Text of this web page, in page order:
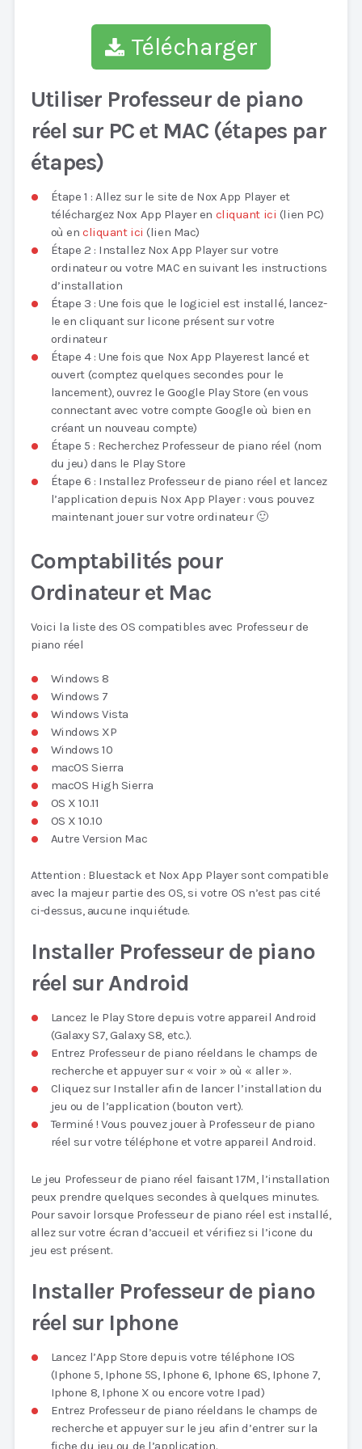
Télécharger
Utiliser Professeur de piano
réel sur PC et MAC (étapes par
étapes)
Étape 1 : Allez sur le site de Nox App Player et
téléchargez Nox App Player en cliquant ici (lien PC)
où en cliquant ici (lien Mac)
Étape 2 : Installez Nox App Player sur votre
ordinateur ou votre MAC en suivant les instructions
d’installation
Étape 3 : Une fois que le logiciel est installé, lancez-
le en cliquant sur licone présent sur votre
ordinateur
Étape 4 : Une fois que Nox App Playerest lancé et
ouvert (comptez quelques secondes pour le
lancement), ouvrez le Google Play Store (en vous
connectant avec votre compte Google où bien en
créant un nouveau compte)
Étape 5 : Recherchez Professeur de piano réel (nom
du jeu) dans le Play Store
Étape 6 : Installez Professeur de piano réel et lancez
l’application depuis Nox App Player : vous pouvez
maintenant jouer sur votre ordinateur 🙂
Comptabilités pour
Ordinateur et Mac
Voici la liste des OS compatibles avec Professeur de
piano réel
Windows 8
Windows 7
Windows Vista
Windows XP
Windows 10
macOS Sierra
macOS High Sierra
OS X 10.11
OS X 10.10
Autre Version Mac
Attention : Bluestack et Nox App Player sont compatible
avec la majeur partie des OS, si votre OS n’est pas cité
ci-dessus, aucune inquiétude.
Installer Professeur de piano
réel sur Android
Lancez le Play Store depuis votre appareil Android
(Galaxy S7, Galaxy S8, etc.).
Entrez Professeur de piano réeldans le champs de
recherche et appuyer sur « voir » où « aller ».
Cliquez sur Installer afin de lancer l’installation du
jeu ou de l’application (bouton vert).
Terminé ! Vous pouvez jouer à Professeur de piano
réel sur votre téléphone et votre appareil Android.
Le jeu Professeur de piano réel faisant 17M, l’installation
peux prendre quelques secondes à quelques minutes.
Pour savoir lorsque Professeur de piano réel est installé,
allez sur votre écran d’accueil et vérifiez si l’icone du
jeu est présent.
Installer Professeur de piano
réel sur Iphone
Lancez l’App Store depuis votre téléphone IOS
(Iphone 5, Iphone 5S, Iphone 6, Iphone 6S, Iphone 7,
Iphone 8, Iphone X ou encore votre Ipad)
Entrez Professeur de piano réeldans le champs de
recherche et appuyer sur le jeu afin d’entrer sur la
fiche du jeu ou de l’application.